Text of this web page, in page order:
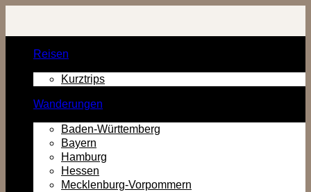
Inhalt
Reisen
Kurztrips
Wanderungen
Baden-Württemberg
Bayern
Hamburg
Hessen
Mecklenburg-Vorpommern